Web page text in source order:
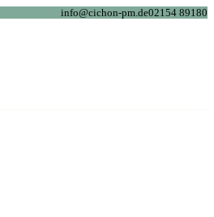
info@cichon-pm.de02154 89180